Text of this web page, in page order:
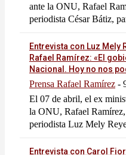
ante la ONU, Rafael
periodista César Bátiz,
Entrevista con Luz Mely
Rafael Ramírez: «El
Nacional. Hoy no nos
Prensa Rafael Ramírez -
El 07 de abril, el ex
la ONU, Rafael
periodista Luz Mely
Entrevista con Carol Fior